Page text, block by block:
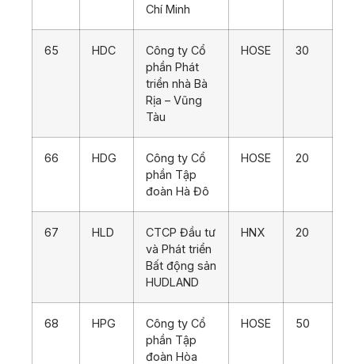
Chí Minh
65 HDC
Công ty Cổ
phần Phát
triển nhà Bà
Rịa – Vũng
Tàu
HOSE 30
66 HDG
Công ty Cổ
phần Tập
đoàn Hà Đô
HOSE 20
67 HLD
CTCP Đầu tư
và Phát triển
Bất động sản
HUDLAND
HNX 20
68 HPG
Công ty Cổ
phần Tập
đoàn Hòa
HOSE 50